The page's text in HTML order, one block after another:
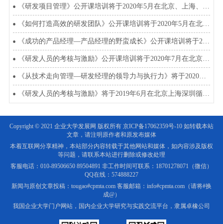
《如何打造高效的研发团队》公开课培训将于2020年5月在北京上海深圳开班
《研发人员的考核与激励》公开课培训将于2020年7月在北京、上海、深圳开班
《从技术走向管理—研发经理的领导力与执行力》将于2020年4、5、6、7月在北上深开班
《研发人员的考核与激励》将于2019年6月在北京上海深圳循环开课
Copyright © 2021 企业大学发展网 版权所有 京ICP备17062359号-10 如转载本站
文章，请注明原作者和原发布媒体
本着互联网分享精神，本站部分内容转载于其他网站和媒体，如内容涉及版权
等问题，请联系本站进行删除或修改处理
客服电话：010-89506650 89504891 非工作时间可联系：18701278071（微信）
QQ在线：574888227
新闻与原创文章投稿：tougao#cpmta.com 客服邮箱：info#cpmta.com（请将#换
成@）
我国企业大学门户网站，国内企业大学研究与实践交流平台，隶属卓橡公司